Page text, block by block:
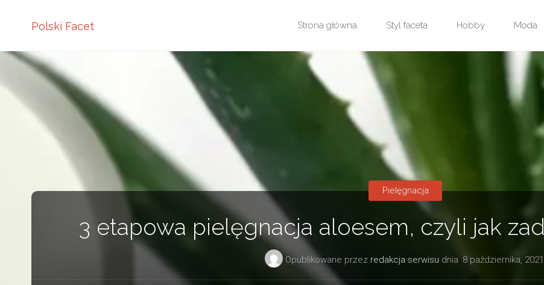
Polski Facet
treści
Strona główna Styl faceta Hobby Moda
3 etapowa pielęgnacja aloesem, czyli jak
Opublikowane przez redakcja serwisu dnia 8 października, 2021
Pielęgnacja